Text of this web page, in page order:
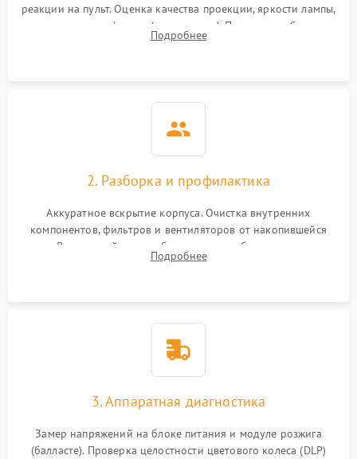
реакции на пульт. Оценка качества проекции, яркости лампы,
наличия артефактов (точки, пятна). Проверка работы
системы охлаждения по уровню шума вентиляторов.
Подробнее
2. Разборка и профилактика
Аккуратное вскрытие корпуса. Очистка внутренних
компонентов, фильтров и вентиляторов от накопившейся
пыли. Визуальный осмотр блока питания, балласта лампы и
материнской платы на наличие прогаров или вздутых
Подробнее
3. Аппаратная диагностика
Замер напряжений на блоке питания и модуле розжига
(балласте). Проверка целостности цветового колеса (DLP)